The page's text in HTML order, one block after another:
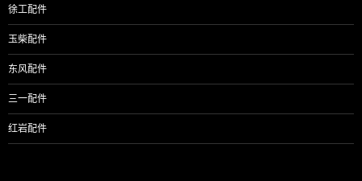
徐工配件
玉柴配件
东风配件
三一配件
红岩配件